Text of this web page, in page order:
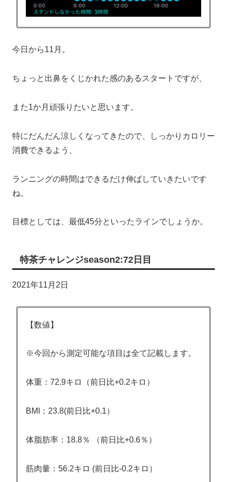
今日から11月。
ちょっと出鼻をくじかれた感のあるスタートですが、
また1か月頑張りたいと思います。
特にだんだん涼しくなってきたので、しっかりカロリー
消費できるよう、
ランニングの時間はできるだけ伸ばしていきたいです
ね。
目標としては、最低45分といったラインでしょうか。
特茶チャレンジseason2:72日目
2021年11月2日
【数値】
※今回から測定可能な項目は全て記載します。
体重：72.9キロ（前日比+0.2キロ）
BMI：23.8(前日比+0.1）
体脂肪率：18.8％ （前日比+0.6％）
筋肉量：56.2キロ (前日比-0.2キロ）